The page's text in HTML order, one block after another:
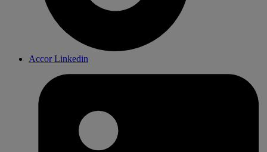
Accor Linkedin